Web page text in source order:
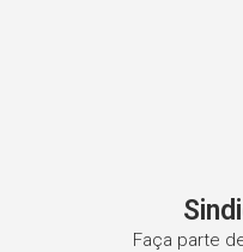
Faça parte